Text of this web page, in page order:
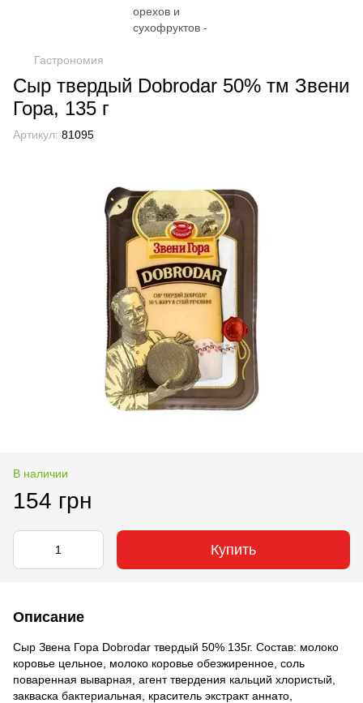
Гастрономия
Сыр твердый Dobrodar 50% тм Звени
Гора, 135 г
Артикул: 81095
В наличии
154 грн
Купить
Описание
Сыр Звена Гора Dobrodar твердый 50% 135г. Состав: молоко
коровье цельное, молоко коровье обезжиренное, соль
поваренная выварная, агент твердения кальций хлористый,
закваска бактериальная, краситель экстракт аннато,